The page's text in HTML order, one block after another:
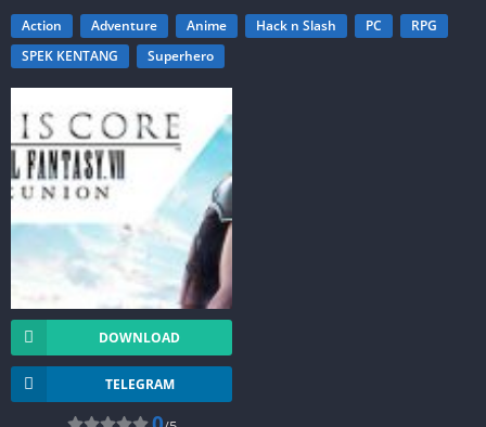
Action Adventure Anime Hack n Slash PC
RPG
SPEK KENTANG
Superhero
DOWNLOAD
TELEGRAM